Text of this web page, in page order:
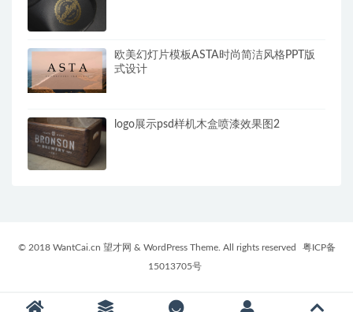
欧美幻灯片模板ASTA时尚简洁风格PPT版
式设计
logo展示psd样机木盒喷漆效果图2
© 2018 WantCai.cn 望才网 & WordPress Theme. All rights reserved
粤ICP备
15013705号